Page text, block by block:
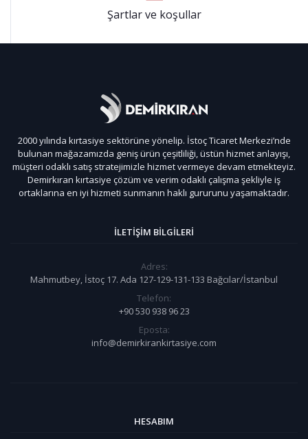
Şartlar ve koşullar
2000 yılında kırtasiye sektörüne yönelip. İstoç Ticaret Merkezi’nde
bulunan mağazamızda geniş ürün çeşitliliği, üstün hizmet anlayışı,
müşteri odaklı satış stratejimizle hizmet vermeye devam etmekteyiz.
Demirkıran kırtasiye çözüm ve verim odaklı çalışma şekliyle iş
ortaklarına en iyi hizmeti sunmanın haklı gururunu yaşamaktadır.
İLETIŞIM BILGILERI
Adres:
Mahmutbey, İstoç 17. Ada 127-129-131-133 Bağcılar/İstanbul
Telefon:
+90 530 938 96 23
Eposta:
info@demirkirankirtasiye.com
HESABIM